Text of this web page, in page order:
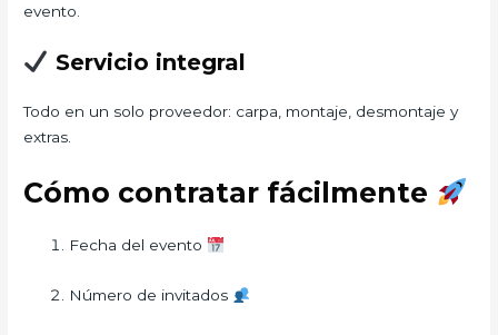
evento.
Servicio integral
Todo en un solo proveedor: carpa, montaje, desmontaje y
extras.
Cómo contratar fácilmente
Fecha del evento
Número de invitados